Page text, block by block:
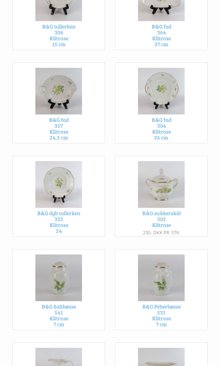
B&G tallerken
306
Klitrose
15 cm
B&G fad
364
Klitrose
27 cm
B&G fad
357
Klitrose
24,5 cm
B&G fad
304
Klitrose
26 cm
B&G dyb tallerken
322
Klitrose
24
B&G sukkerskål
302
Klitrose
250,- DKK PR. STK.
B&G Saltbøsse
541
Klitrose
7 cm
B&G Peberbøsse
531
Klitrose
7 cm